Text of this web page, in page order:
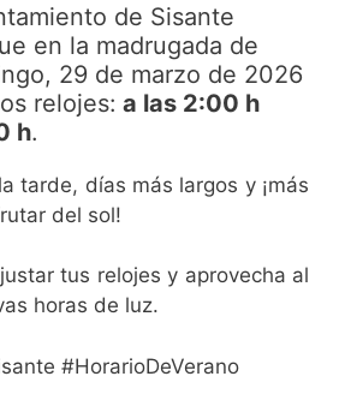
de Sisante
en la madrugada de
29 de marzo de 2026
relojes: a las 2:00 h
h.
tarde, días más largos y ¡más
del sol!
tus relojes y aprovecha al
horas de luz.
#HorarioDeVerano